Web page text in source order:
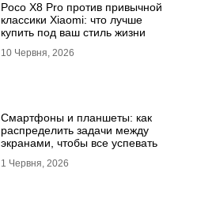
Poco X8 Pro против привычной
классики Xiaomi: что лучше
купить под ваш стиль жизни
10 Червня, 2026
Смартфоны и планшеты: как
распределить задачи между
экранами, чтобы все успевать
1 Червня, 2026